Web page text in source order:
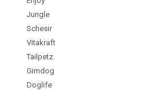
Jungle
Schesir
Vitakraft
Tailpetz
Gimdog
Doglife